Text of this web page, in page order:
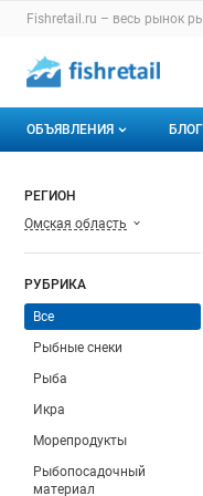
Раздел
Fishretail.ru – весь рынок
Авторизация и
Навигация по
ОБЪЯВЛЕНИЯ
Горячее предложение
БЛОГ
РЕГИОН
Омская область
РУБРИКА
Все
Рыбные снеки
Рыба
Икра
Морепродукты
Рыбопосадочный
материал